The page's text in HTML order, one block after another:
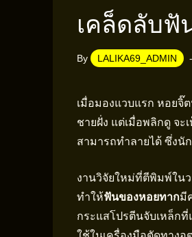
เคล็ดลับฟั
By LALIKA69_ADMIN
เมื่อมองแวบแรก หอยจิ๊
ชายฝั่ง แต่เมื่อพลิกดู จ
สามารถทำลายได้ ซึ่งนั
งานวิจัยใหม่ที่ตีพิมพ์ในว
ทำให้ฟันของหอยทากมี
กระแสโปรตีนจับเหล็กที่